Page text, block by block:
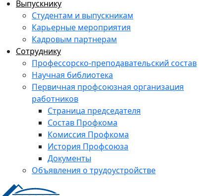
Выпускнику
Студентам и выпускникам
Карьерные мероприятия
Кадровым партнерам
Сотруднику
Профессорско-преподавательский состав
Научная библиотека
Первичная профсоюзная организация
работников
Страница председателя
Состав Профкома
Комиссия Профкома
История Профсоюза
Документы
Объявления о трудоустройстве